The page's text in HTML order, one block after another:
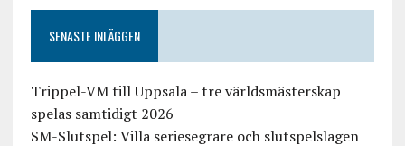
SENASTE INLÄGGEN
Trippel-VM till Uppsala – tre världsmästerskap
spelas samtidigt 2026
SM-Slutspel: Villa seriesegrare och slutspelslagen